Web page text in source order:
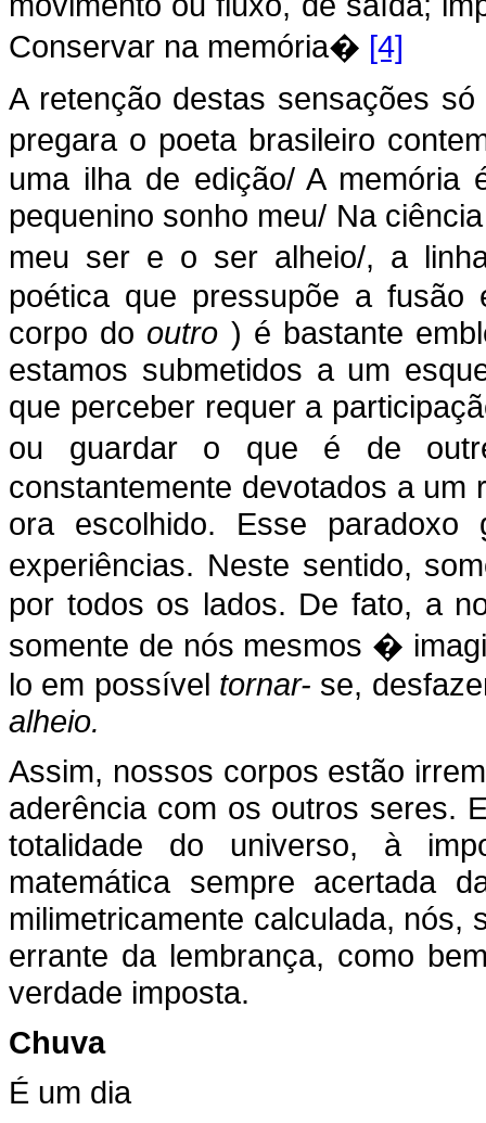
Conservar na memória� [4]
A retenção destas sensações
pregara o poeta brasileiro
uma ilha de edição/ A
pequenino sonho meu/ Na
meu ser e o ser alheio/, a
poética que pressupõe a
corpo do outro ) é bastante
estamos submetidos a um
que perceber requer a
ou guardar o que é de
constantemente devotados a um
ora escolhido. Esse
experiências. Neste sentido,
por todos os lados. De fato, a
somente de nós mesmos �
lo em possível tornar- se,
alheio.
Assim, nossos corpos estão
aderência com os outros seres.
totalidade do universo, à
matemática sempre acertada
milimetricamente calculada, nós,
errante da lembrança, como
verdade imposta.
Chuva
É um dia